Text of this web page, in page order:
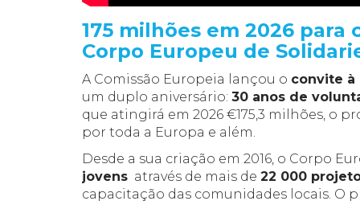
175 milhões em 2026
Corpo Europeu de
A Comissão Europeia lançou o convite à
um duplo aniversário: 30 anos de
que atingirá em 2026 €175,3 milhões, o
por toda a Europa e além.
Desde a sua criação em 2016, o Corpo
jovens através de mais de 22 000
capacitação das comunidades locais. O